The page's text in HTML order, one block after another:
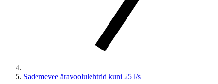
Sademevee äravoolulehtrid kuni 25 l/s